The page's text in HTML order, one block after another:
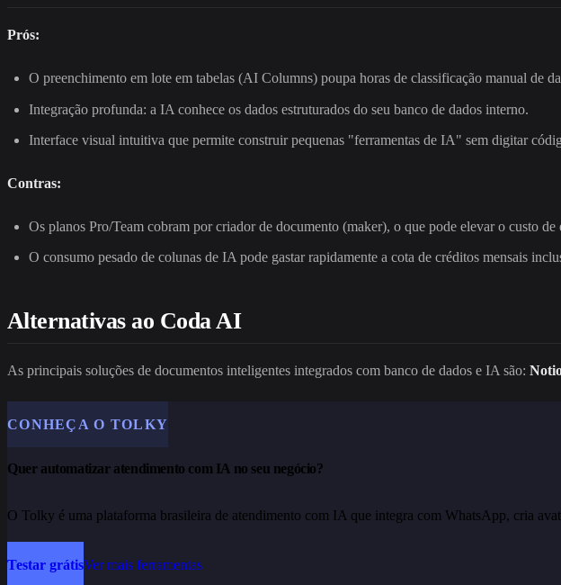
Prós:
O preenchimento em lote em tabelas (AI Columns) poupa horas de classificação manual de
Integração profunda: a IA conhece os dados estruturados do seu banco de dados interno.
Interface visual intuitiva que permite construir pequenas "ferramentas de IA" sem digitar
Contras:
Os planos Pro/Team cobram por criador de documento (maker), o que pode elevar o custo
O consumo pesado de colunas de IA pode gastar rapidamente a cota de créditos mensais
Alternativas ao Coda AI
As principais soluções de documentos inteligentes integrados com banco de dados e IA são:
CONHEÇA O TOLKY
Quer automatizar atendimento com IA no seu negócio?
O Tolky é uma plataforma brasileira de atendimento com IA que integra com WhatsApp, cria
Testar grátisVer mais ferramentas